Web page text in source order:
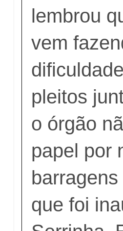
lembrou
vem
pleitos
o órgão
papel por
que foi